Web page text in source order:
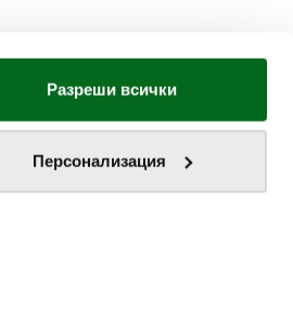
Разреши всички
Персонализация